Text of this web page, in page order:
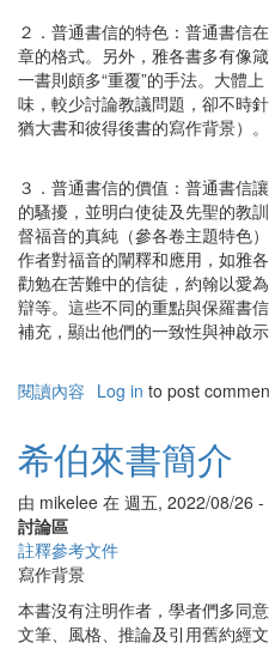
２．普通書信的特色：普通書信
章的格式。另外，雅各書多有像
一書則頗多“重覆”的手法。大體
味，較少討論教議問題，卻不時
猶大書和彼得後書的寫作背景）。
３．普通書信的價值：普通書信
的騷擾，並明白使徒及先聖的教
督福音的真純（參各卷主題特色
作者對福音的闡釋和應用，如雅
勸勉在苦難中的信徒，約翰以愛
辯等。這些不同的重點與保羅書
補充，顯出他們的一致性與神啟示
閱讀內容 有
通
信
介
Log in to post
希伯來書簡介
由 mikelee 在 週五, 2022/08/26 -
討論區
註釋參考文件
寫作背景
本書沒有注明作者，學者們多同
文筆、風格、推論及引用舊約經